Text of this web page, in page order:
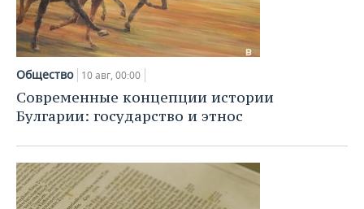
Общество 10 авг, 00:00
Современные концепции истории
Булгарии: государство и этнос